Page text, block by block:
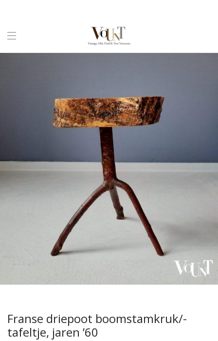
Franse driepoot boomstamkruk/-
tafeltje, jaren ’60